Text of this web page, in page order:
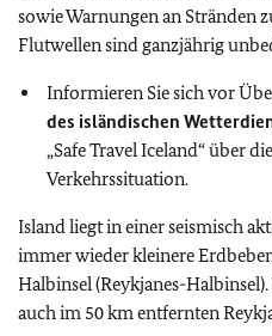
sowie Warnungen an Stränden
Flutwellen sind ganzjährig
Informieren Sie sich vor
des isländischen
„Safe Travel Iceland“ über
Verkehrssituation.
Island liegt in einer seismisch
immer wieder kleinere
Halbinsel (Reykjanes-
auch im 50 km entfernten